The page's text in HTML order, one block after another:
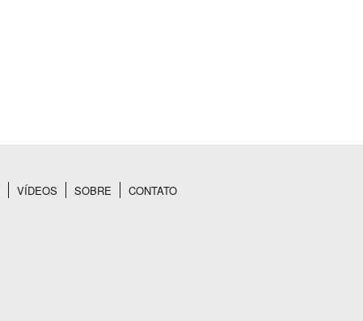
VÍDEOS SOBRE CONTATO